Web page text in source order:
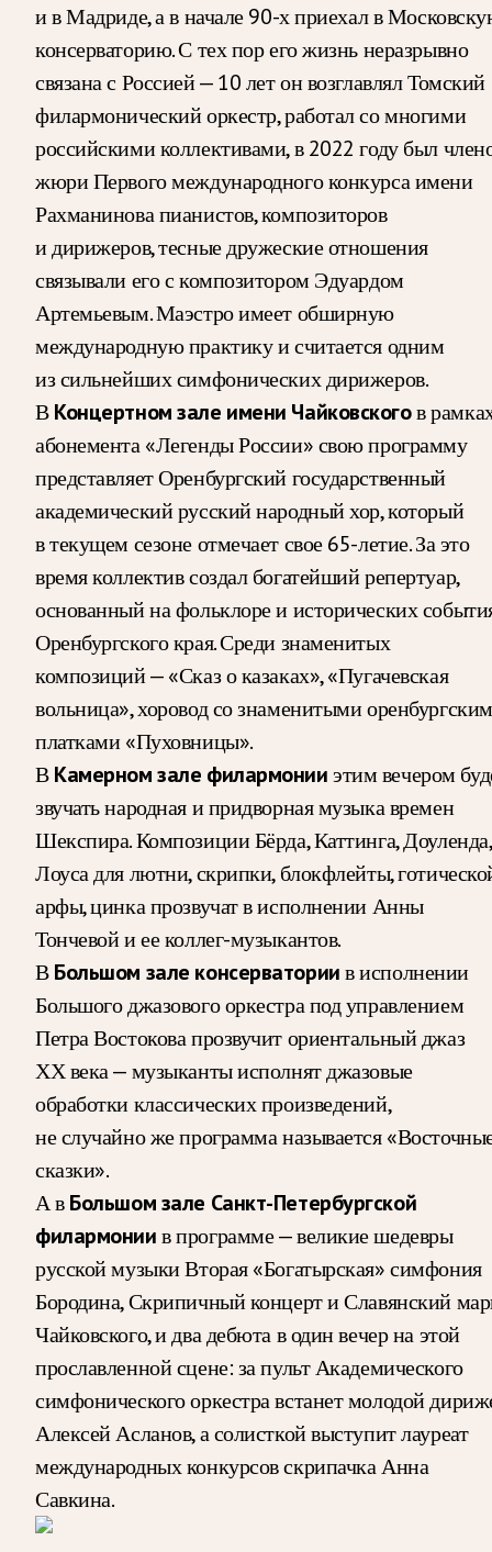
и в Мадриде, а в начале 90-х приехал в
консерваторию. С тех пор его жизнь неразрывно
связана с Россией — 10 лет он возглавлял Томский
филармонический оркестр, работал со многими
российскими коллективами, в 2022 году был
жюри Первого международного конкурса имени
Рахманинова пианистов, композиторов
и дирижеров, тесные дружеские отношения
связывали его с композитором Эдуардом
Артемьевым. Маэстро имеет обширную
международную практику и считается одним
из сильнейших симфонических дирижеров.
ВКонцертном зале имени Чайковскогов
абонемента «Легенды России» свою программу
представляет Оренбургский государственный
академический русский народный хор, который
в текущем сезоне отмечает свое 65-летие. За это
время коллектив создал богатейший репертуар,
основанный на фольклоре и исторических
Оренбургского края. Среди знаменитых
композиций — «Сказ о казаках», «Пугачевская
вольница», хоровод со знаменитыми
платками «Пуховницы».
ВКамерном зале филармонииэтим вечером
звучать народная и придворная музыка времен
Шекспира. Композиции Бёрда, Каттинга, Доуленда,
Лоуса для лютни, скрипки, блокфлейты,
арфы, цинка прозвучат в исполнении Анны
Тончевой и ее коллег-музыкантов.
ВБольшом зале консерваториив исполнении
Большого джазового оркестра под управлением
Петра Востокова прозвучит ориентальный джаз
ХХ века — музыканты исполнят джазовые
обработки классических произведений,
не случайно же программа называется
сказки».
А вБольшом зале Санкт-Петербургской
филармониив программе — великие шедевры
русской музыки Вторая «Богатырская» симфония
Бородина, Скрипичный концерт и Славянский
Чайковского, и два дебюта в один вечер на этой
прославленной сцене: за пульт Академического
симфонического оркестра встанет молодой
Алексей Асланов, а солисткой выступит лауреат
международных конкурсов скрипачка Анна
Савкина.